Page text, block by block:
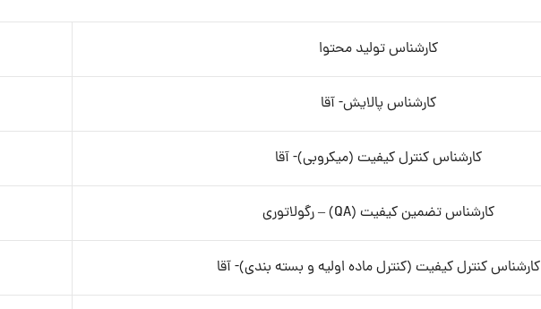
کارشناس تولید محتوا
کارشناس پالایش- آقا
کارشناس کنترل کیفیت (میکروبی)- آقا
کارشناس تضمین کیفیت (QA) – رگولاتوری
کارشناس کنترل کیفیت (کنترل ماده اولیه و بسته بندی)- آقا